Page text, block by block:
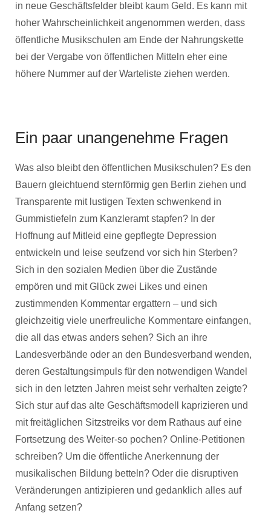
in neue Geschäftsfelder bleibt kaum Geld. Es kann mit
hoher Wahrscheinlichkeit angenommen werden, dass
öffentliche Musikschulen am Ende der Nahrungskette
bei der Vergabe von öffentlichen Mitteln eher eine
höhere Nummer auf der Warteliste ziehen werden.
Ein paar unangenehme Fragen
Was also bleibt den öffentlichen Musikschulen? Es den
Bauern gleichtuend sternförmig gen Berlin ziehen und
Transparente mit lustigen Texten schwenkend in
Gummistiefeln zum Kanzleramt stapfen? In der
Hoffnung auf Mitleid eine gepflegte Depression
entwickeln und leise seufzend vor sich hin Sterben?
Sich in den sozialen Medien über die Zustände
empören und mit Glück zwei Likes und einen
zustimmenden Kommentar ergattern – und sich
gleichzeitig viele unerfreuliche Kommentare einfangen,
die all das etwas anders sehen? Sich an ihre
Landesverbände oder an den Bundesverband wenden,
deren Gestaltungsimpuls für den notwendigen Wandel
sich in den letzten Jahren meist sehr verhalten zeigte?
Sich stur auf das alte Geschäftsmodell kaprizieren und
mit freitäglichen Sitzstreiks vor dem Rathaus auf eine
Fortsetzung des Weiter-so pochen? Online-Petitionen
schreiben? Um die öffentliche Anerkennung der
musikalischen Bildung betteln? Oder die disruptiven
Veränderungen antizipieren und gedanklich alles auf
Anfang setzen?